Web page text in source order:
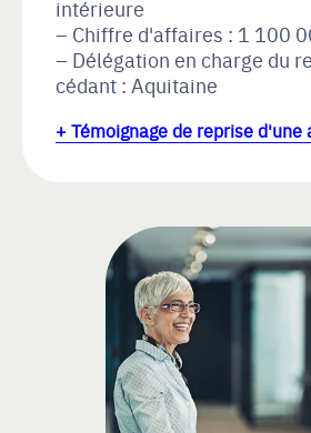
intérieure
Chiffre d'affaires : 1 100
Délégation en charge du
cédant : Aquitaine
+ Témoignage de reprise d'une